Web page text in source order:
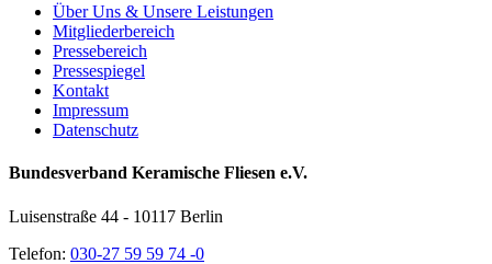
Über Uns & Unsere Leistungen
Mitgliederbereich
Pressebereich
Pressespiegel
Kontakt
Impressum
Datenschutz
Bundesverband Keramische Fliesen e.V.
Luisenstraße 44 - 10117 Berlin
Telefon: 030-27 59 59 74 -0